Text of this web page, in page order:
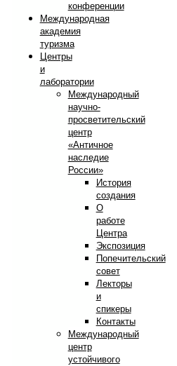
конференции
Международная
академия
туризма
Центры
и
лаборатории
Международный
научно-
просветительский
центр
«Античное
наследие
России»
История
создания
О
работе
Центра
Экспозиция
Попечительский
совет
Лекторы
и
спикеры
Контакты
Международный
центр
устойчивого